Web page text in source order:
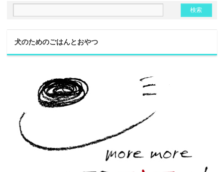
犬のためのごはんとおやつ